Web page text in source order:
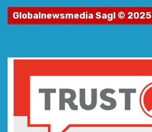
Globalnewsmedia Sagl © 2025